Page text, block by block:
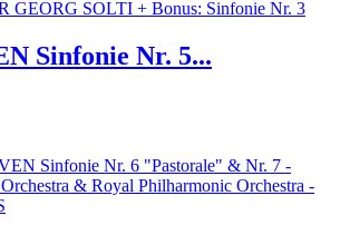
Sinfonie Nr. 5...